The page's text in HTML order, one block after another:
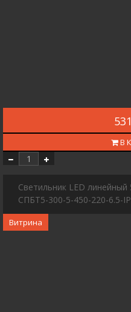
В
Светильник LED линейный
СПБТ5-300-5-450-220-6.5-
Витрина